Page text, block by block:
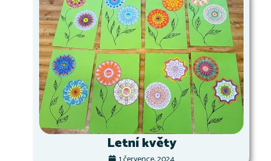
Letní květy